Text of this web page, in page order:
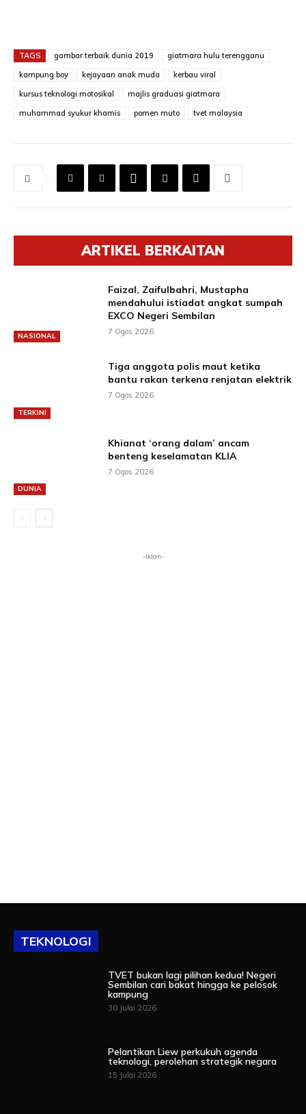
TAGS gambar terbaik dunia 2019
giatmara hulu terengganu
kampung boy
kejayaan anak muda
kerbau viral
kursus teknologi motosikal
majlis graduasi giatmara
muhammad syukur khamis
pomen muto tvet malaysia
ARTIKEL BERKAITAN
NASIONAL
Faizal, Zaifulbahri, Mustapha
mendahului istiadat angkat sumpah
EXCO Negeri Sembilan
7 Ogos 2026
TERKINI
Tiga anggota polis maut ketika
bantu rakan terkena renjatan elektrik
7 Ogos 2026
DUNIA
Khianat ‘orang dalam’ ancam
benteng keselamatan KLIA
7 Ogos 2026
-Iklan-
TEKNOLOGI
TVET bukan lagi pilihan kedua! Negeri
Sembilan cari bakat hingga ke pelosok
kampung
30 Julai 2026
Pelantikan Liew perkukuh agenda
teknologi, perolehan strategik negara
15 Julai 2026